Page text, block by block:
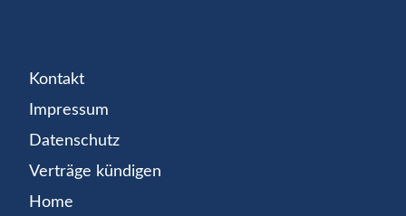
Kontakt
Impressum
Datenschutz
Verträge kündigen
Home